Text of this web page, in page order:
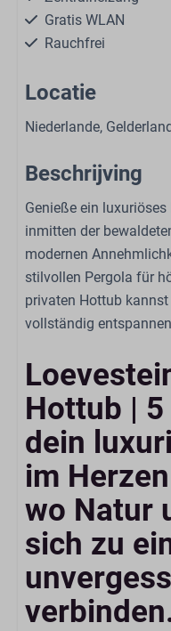
Gratis WLAN
Rauchfrei
Wellness
Wohnen
Smart-TV
Offene Küche
Sitzbereich
Küche
Kombi-Ofen
Gasherd: 4-Brenner
Kessel: Elektrischer
Kühlschrank: Mit
Esstisch
Geschirrspüler
Extraktor
Küchengeräte
Locatie
Niederlande,
Beschrijving
Genieße ein
inmitten der
modernen
stilvollen Pergola für
privaten Hottub
vollständig
Hottub |
dein
im
wo Natur
sich zu